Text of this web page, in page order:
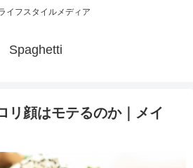
イフスタイルメディア
Spaghetti
リ顔はモテるのか｜メイ